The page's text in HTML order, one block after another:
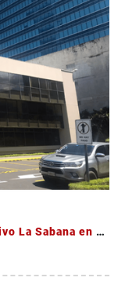
Se vende oficina en Oficentro Ejecutivo La Sabana en San José